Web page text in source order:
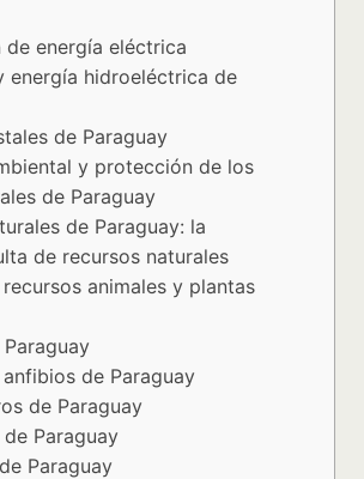
de energía eléctrica
energía hidroeléctrica de
de Paraguay
y protección de los
de Paraguay
de Paraguay: la
de recursos naturales
animales y plantas
anfibios de Paraguay
de Paraguay
de Paraguay
Paraguay